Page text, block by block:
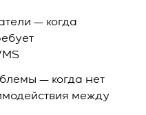
— когда
— когда нет
между